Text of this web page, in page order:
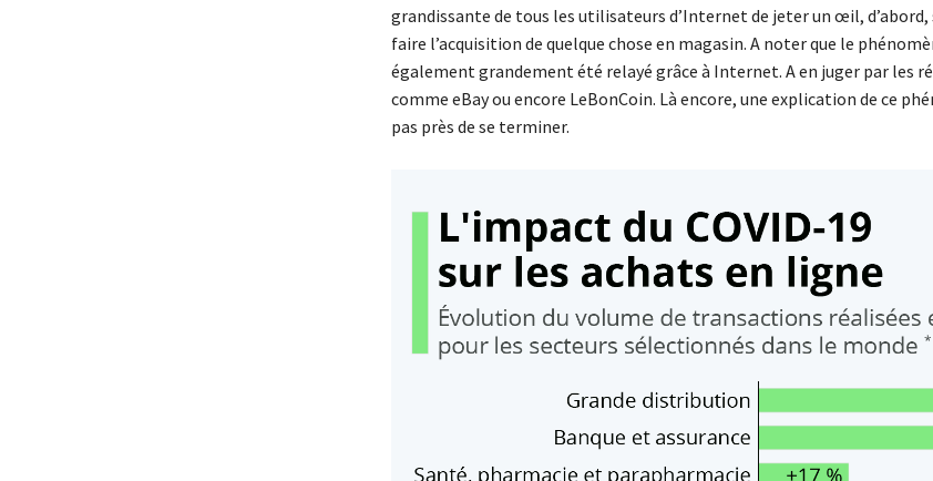
grandissante de tous les utilisateurs d’Internet de jeter un œil, d’abord,
faire l’acquisition de quelque chose en magasin. A noter que le
également grandement été relayé grâce à Internet. A en juger par les
comme eBay ou encore LeBonCoin. Là encore, une explication de ce
pas près de se terminer.